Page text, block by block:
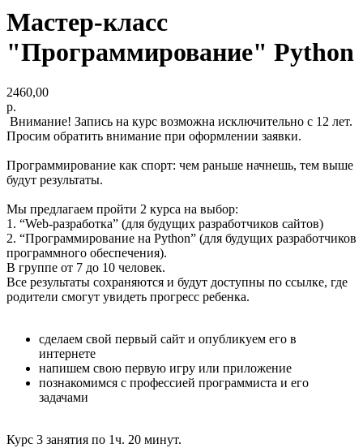
Мастер-класс
"Программирование" Python
2460,00
р.
Внимание! Запись на курс возможна исключительно с 12 лет.
Просим обратить внимание при оформлении заявки.
Программирование как спорт: чем раньше начнешь, тем выше
будут результаты.
Мы предлагаем пройти 2 курса на выбор:
1. “Web-разработка” (для будущих разработчиков сайтов)
2. “Программирование на Python” (для будущих разработчиков
программного обеспечения).
В группе от 7 до 10 человек.
Все результаты сохраняются и будут доступны по ссылке, где
родители смогут увидеть прогресс ребенка.
сделаем свой первый сайт и опубликуем его в
интернете
напишем свою первую игру или приложение
познакомимся с профессией программиста и его
задачами
Курс 3 занятия по 1ч. 20 минут.